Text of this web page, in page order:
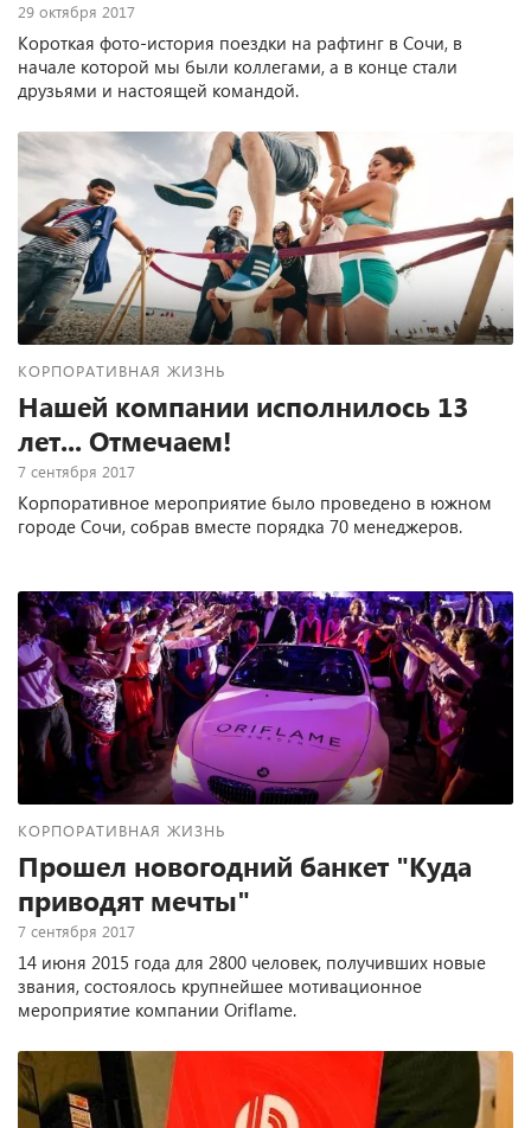
29 октября 2017
Короткая фото-история поездки на рафтинг в Сочи, в
начале которой мы были коллегами, а в конце стали
друзьями и настоящей командой.
КОРПОРАТИВНАЯ ЖИЗНЬ
Нашей компании исполнилось 13
лет... Отмечаем!
7 сентября 2017
Корпоративное мероприятие было проведено в южном
городе Сочи, собрав вместе порядка 70 менеджеров.
КОРПОРАТИВНАЯ ЖИЗНЬ
Прошел новогодний банкет "Куда
приводят мечты"
7 сентября 2017
14 июня 2015 года для 2800 человек, получивших новые
звания, состоялось крупнейшее мотивационное
мероприятие компании Oriflame.